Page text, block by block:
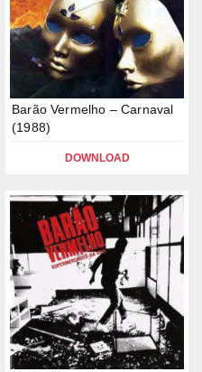
Barão Vermelho – Carnaval
(1988)
DOWNLOAD